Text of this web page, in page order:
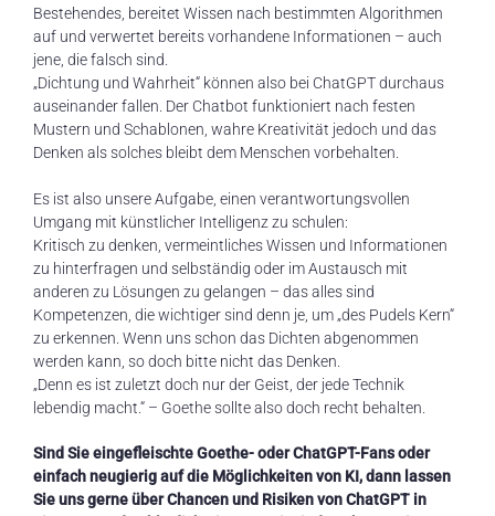
Bestehendes, bereitet Wissen nach bestimmten Algorithmen
auf und verwertet bereits vorhandene Informationen – auch
jene, die falsch sind.
„Dichtung und Wahrheit“ können also bei ChatGPT durchaus
auseinander fallen. Der Chatbot funktioniert nach festen
Mustern und Schablonen, wahre Kreativität jedoch und das
Denken als solches bleibt dem Menschen vorbehalten.
Es ist also unsere Aufgabe, einen verantwortungsvollen
Umgang mit künstlicher Intelligenz zu schulen:
Kritisch zu denken, vermeintliches Wissen und Informationen
zu hinterfragen und selbständig oder im Austausch mit
anderen zu Lösungen zu gelangen – das alles sind
Kompetenzen, die wichtiger sind denn je, um „des Pudels Kern“
zu erkennen. Wenn uns schon das Dichten abgenommen
werden kann, so doch bitte nicht das Denken.
„Denn es ist zuletzt doch nur der Geist, der jede Technik
lebendig macht.“ – Goethe sollte also doch recht behalten.
Sind Sie eingefleischte Goethe- oder ChatGPT-Fans oder
einfach neugierig auf die Möglichkeiten von KI, dann lassen
Sie uns gerne über Chancen und Risiken von ChatGPT in